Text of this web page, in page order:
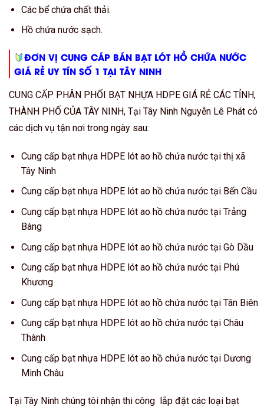
Các bể chứa chất thải.
Hồ chứa nước sạch.
ĐƠN VỊ CUNG CÁP BÁN BẠT LÓT HỒ CHỨA NƯỚC
GIÁ RẺ UY TÍN SỐ 1 TẠI TÂY NINH
CUNG CẤP PHÂN PHỐI BẠT NHỰA HDPE GIÁ RẺ CÁC TỈNH,
THÀNH PHỐ CỦA TÂY NINH, Tại Tây Ninh Nguyễn Lê Phát có
các dịch vụ tận nơi trong ngày sau:
Cung cấp bạt nhựa HDPE lót ao hồ chứa nước tại thị xã
Tây Ninh
Cung cấp bạt nhựa HDPE lót ao hồ chứa nước tại Bến Cầu
Cung cấp bạt nhựa HDPE lót ao hồ chứa nước tại Trảng
Bàng
Cung cấp bạt nhựa HDPE lót ao hồ chứa nước tại Gò Dầu
Cung cấp bạt nhựa HDPE lót ao hồ chứa nước tại Phú
Khương
Cung cấp bạt nhựa HDPE lót ao hồ chứa nước tại Tân Biên
Cung cấp bạt nhựa HDPE lót ao hồ chứa nước tại Châu
Thành
Cung cấp bạt nhựa HDPE lót ao hồ chứa nước tại Dương
Minh Châu
Tại Tây Ninh chúng tôi nhận thi công lắp đặt các loại bạt